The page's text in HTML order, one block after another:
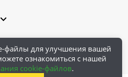
файлы для улучшения вашей
ознакомиться с нашей
cookie-файлов.